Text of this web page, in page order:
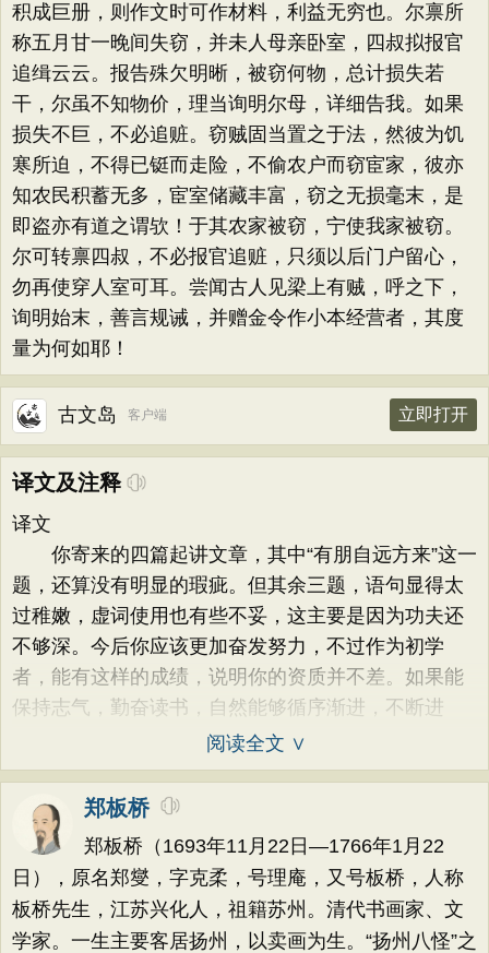
积成巨册，则作文时可作材料，利益无穷也。尔禀所
称五月甘一晚间失窃，并未人母亲卧室，四叔拟报官
追缉云云。报告殊欠明晰，被窃何物，总计损失若
干，尔虽不知物价，理当询明尔母，详细告我。如果
损失不巨，不必追赃。窃贼固当置之于法，然彼为饥
寒所迫，不得已铤而走险，不偷农户而窃宦家，彼亦
知农民积蓄无多，宦室储藏丰富，窃之无损毫末，是
即盗亦有道之谓欤！于其农家被窃，宁使我家被窃。
尔可转禀四叔，不必报官追赃，只须以后门户留心，
勿再使穿人室可耳。尝闻古人见梁上有贼，呼之下，
询明始末，善言规诫，并赠金令作小本经营者，其度
量为何如耶！
古文岛 客户端 立即打开
译文及注释
译文
你寄来的四篇起讲文章，其中“有朋自远方来”这一
题，还算没有明显的瑕疵。但其余三题，语句显得太
过稚嫩，虚词使用也有些不妥，这主要是因为功夫还
不够深。今后你应该更加奋发努力，不过作为初学
者，能有这样的成绩，说明你的资质并不差。如果能
保持志气，勤奋读书，自然能够循序渐进，不断进
阅读全文 ∨
郑板桥
郑板桥（1693年11月22日—1766年1月22
日），原名郑燮，字克柔，号理庵，又号板桥，人称
板桥先生，江苏兴化人，祖籍苏州。清代书画家、文
学家。一生主要客居扬州，以卖画为生。“扬州八怪”之